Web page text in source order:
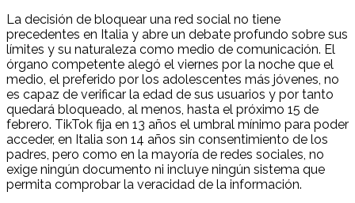
La decisión de bloquear una red social no tiene
precedentes en Italia y abre un debate profundo sobre sus
límites y su naturaleza como medio de comunicación. El
órgano competente alegó el viernes por la noche que el
medio, el preferido por los adolescentes más jóvenes, no
es capaz de verificar la edad de sus usuarios y por tanto
quedará bloqueado, al menos, hasta el próximo 15 de
febrero. TikTok fija en 13 años el umbral mínimo para poder
acceder, en Italia son 14 años sin consentimiento de los
padres, pero como en la mayoría de redes sociales, no
exige ningún documento ni incluye ningún sistema que
permita comprobar la veracidad de la información.